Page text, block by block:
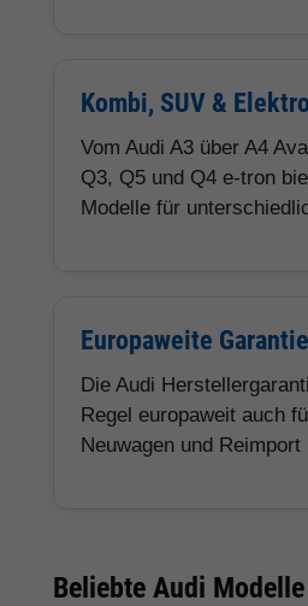
Kombi, SUV & Elektro
Vom Audi A3 über A4
Q3, Q5 und Q4 e-tron
Modelle für
Europaweite Garantie
Die Audi
Regel europaweit auch
Neuwagen und Reimport
Beliebte Audi